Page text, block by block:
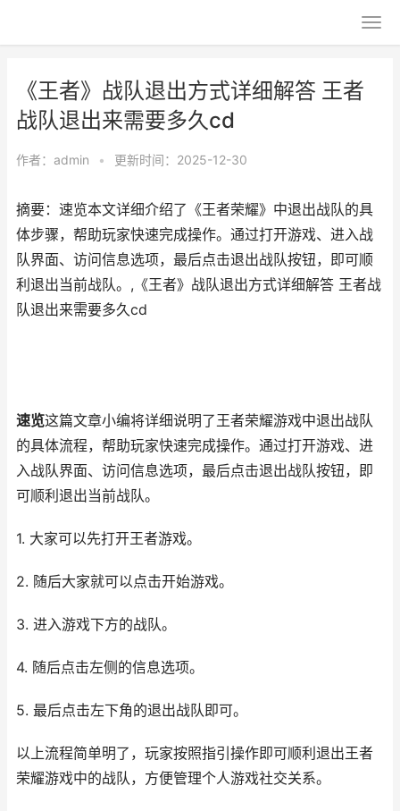
《王者》战队退出方式详细解答 王者
战队退出来需要多久cd
作者： admin • 更新时间：2025-12-30
摘要：速览本文详细介绍了《王者荣耀》中退出战队的具
体步骤，帮助玩家快速完成操作。通过打开游戏、进入战
队界面、访问信息选项，最后点击退出战队按钮，即可顺
利退出当前战队。,《王者》战队退出方式详细解答 王者战
队退出来需要多久cd
速览这篇文章小编将详细说明了王者荣耀游戏中退出战队
的具体流程，帮助玩家快速完成操作。通过打开游戏、进
入战队界面、访问信息选项，最后点击退出战队按钮，即
可顺利退出当前战队。
1. 大家可以先打开王者游戏。
2. 随后大家就可以点击开始游戏。
3. 进入游戏下方的战队。
4. 随后点击左侧的信息选项。
5. 最后点击左下角的退出战队即可。
以上流程简单明了，玩家按照指引操作即可顺利退出王者
荣耀游戏中的战队，方便管理个人游戏社交关系。